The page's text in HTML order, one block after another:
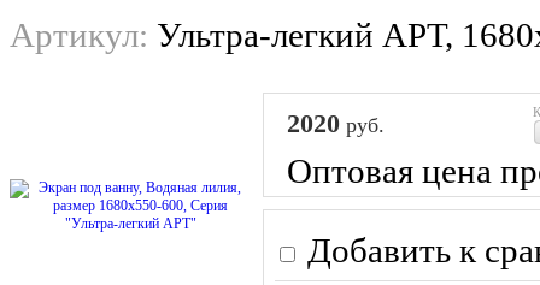
Артикул: Ультра-легкий АРТ,
2020 руб.
Оптовая цена
Добавить к